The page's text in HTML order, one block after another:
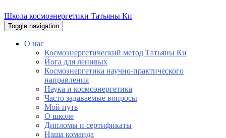
Школа космоэнергетики Татьяны Ки
Toggle navigation
О нас
Космоэнергетический метод Татьяны Ки
Йога для ленивых
Космоэнергетика научно-практического
направления
Наука и космоэнергетика
Часто задаваемые вопросы
Мой путь
О школе
Дипломы и сертификаты
Наша команда